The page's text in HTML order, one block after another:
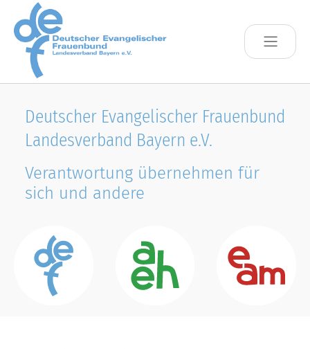
Skip to main content
Deutscher Evangelischer Frauenbund
Landesverband Bayern e.V.
Verantwortung übernehmen für
sich und andere